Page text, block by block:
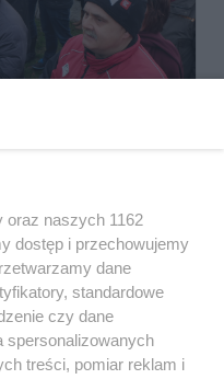
oraz naszych 1162
dostęp i przechowujemy
dane
standardowe
czy dane
spersonalizowanych
treści, pomiar reklam i